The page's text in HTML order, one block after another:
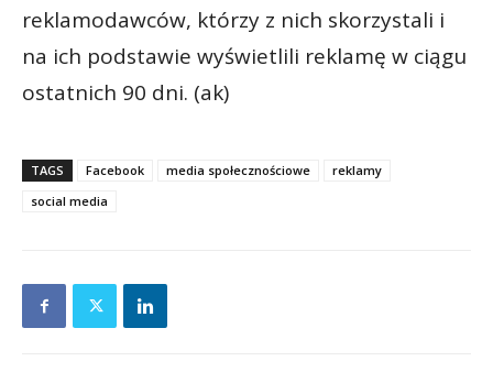
reklamodawców, którzy z nich skorzystali i
na ich podstawie wyświetlili reklamę w ciągu
ostatnich 90 dni. (ak)
TAGS Facebook media społecznościowe
reklamy
social media